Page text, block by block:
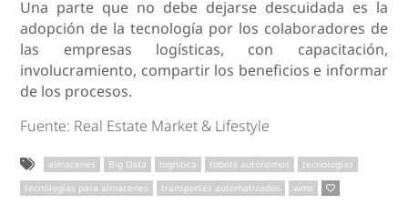
Una parte que no debe dejarse descuidada es la
adopción de la tecnología por los colaboradores de
las empresas logísticas, con capacitación,
involucramiento, compartir los beneficios e informar
de los procesos.
Fuente: Real Estate Market & Lifestyle
almacenes Big Data logística robots autónomos
tecnologías
tecnologías para almacenes
transportes automatizados wms